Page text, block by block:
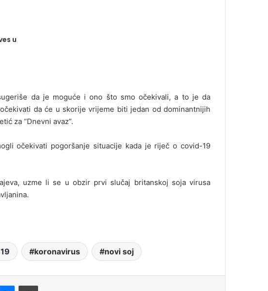
u
da je moguće i ono što smo očekivali, a to je da
da će u skorije vrijeme biti jedan od dominantnijih
za “Dnevni avaz”.
očekivati pogoršanje situacije kada je riječ o covid-19
uzme li se u obzir prvi slučaj britanskoj soja virusa
koronavirus novi soj